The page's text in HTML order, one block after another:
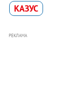
КАЗУС
РЕКЛАМА